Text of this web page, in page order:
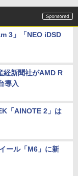
3」「NEO iDSD
経新聞社がAMD R
導入
「AINOTE 2」は
ール「M6」に新